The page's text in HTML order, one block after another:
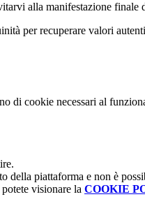
alla manifestazione finale
per recuperare valori
di cookie necessari al
della piattaforma e non è
visionare la COOKIE